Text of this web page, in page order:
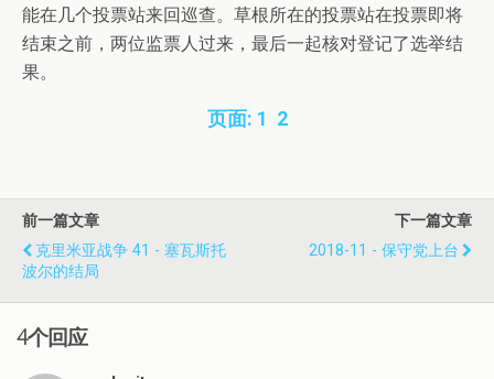
能在几个投票站来回巡查。草根所在的投票站在投票即将
结束之前，两位监票人过来，最后一起核对登记了选举结
果。
页面: 1 2
前一篇文章
克里米亚战争 41 - 塞瓦斯托
波尔的结局
下一篇文章
2018-11 - 保守党上台
4个回应